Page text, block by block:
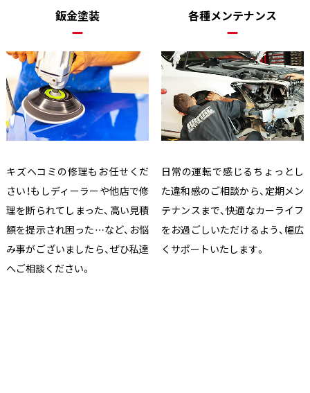
鈑金塗装
キズヘコミの修理もお任せくだ
さい！もしディーラーや他店で修
理を断られてしまった、高い見積
額を提示され困った…など、お悩
み事がございましたら、ぜひ私達
へご相談ください。
各種メンテナンス
日常の運転で感じるちょっとし
た違和感のご相談から、定期メン
テナンスまで、快適なカーライフ
をお過ごしいただけるよう、幅広
くサポートいたします。